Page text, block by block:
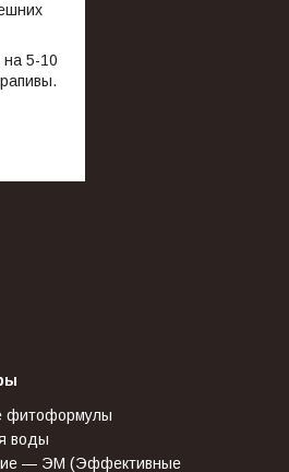
на 5-10
фитоформулы
воды
— ЭМ (Эффективные